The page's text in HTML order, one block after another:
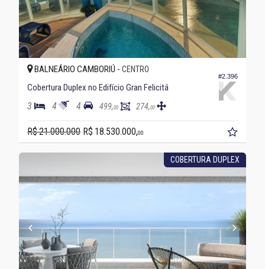
#2.396
BALNEÁRIO CAMBORIÚ - CENTRO
Cobertura Duplex no Edifício Gran Felicitá
3 4 4 499,00 274,00
R$ 21.000.000 R$ 18.530.000,00
COBERTURA DUPLEX